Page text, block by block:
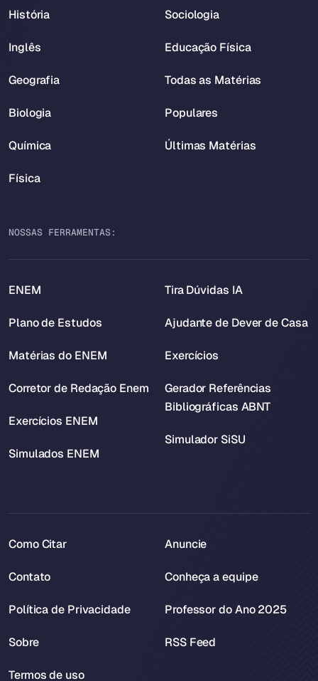
História
Inglês
Geografia
Biologia
Química
Física
Sociologia
Educação Física
Todas as Matérias
Populares
Últimas Matérias
NOSSAS FERRAMENTAS:
ENEM
Plano de Estudos
Matérias do ENEM
Corretor de Redação Enem
Exercícios ENEM
Simulados ENEM
Tira Dúvidas IA
Ajudante de Dever de Casa
Exercícios
Gerador Referências
Bibliográficas ABNT
Simulador SiSU
Como Citar
Contato
Política de Privacidade
Sobre
Termos de uso
Anuncie
Conheça a equipe
Professor do Ano 2025
RSS Feed